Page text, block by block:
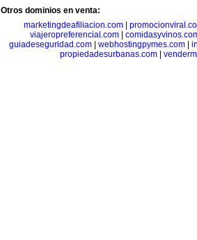
Otros dominios en venta:
marketingdeafiliacion.com|
viajeropreferencial.com
guiadeseguridad.com| webhostingpymes.com|
propiedadesurbanas.com